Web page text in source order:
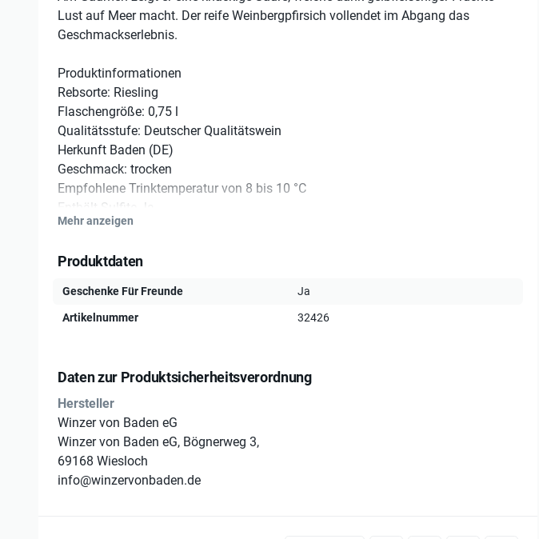
Lust auf Meer macht. Der reife Weinbergpfirsich vollendet im Abgang das
Geschmackserlebnis.
Produktinformationen
Rebsorte: Riesling
Flaschengröße: 0,75 l
Qualitätsstufe: Deutscher Qualitätswein
Herkunft Baden (DE)
Geschmack: trocken
Empfohlene Trinktemperatur von 8 bis 10 °C
Enthält Sulfite Ja
Mehr anzeigen
Produktdaten
Geschenke Für Freunde Ja
Artikelnummer 32426
Daten zur Produktsicherheitsverordnung
Hersteller
Winzer von Baden eG
Winzer von Baden eG, Bögnerweg 3,
69168 Wiesloch
info@winzervonbaden.de